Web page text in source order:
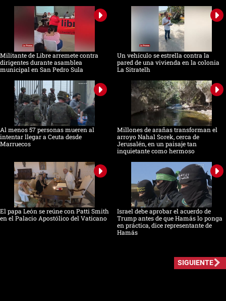
Militante de Libre arremete contra
dirigentes durante asamblea
municipal en San Pedro Sula
Un vehículo se estrella contra la
pared de una vivienda en la colonia
La Sitratelh
Al menos 57 personas mueren al
intentar llegar a Ceuta desde
Marruecos
Millones de arañas transforman el
arroyo Nahal Sorek, cerca de
Jerusalén, en un paisaje tan
inquietante como hermoso
El papa León se reúne con Patti Smith
en el Palacio Apostólico del Vaticano
Israel debe aprobar el acuerdo de
Trump antes de que Hamás lo ponga
en práctica, dice representante de
Hamás
SIGUIENTE